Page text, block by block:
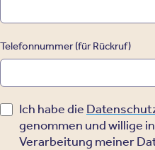
Telefonnummer (für Rückruf)
Ich habe die
genommen und willige
Verarbeitung meiner